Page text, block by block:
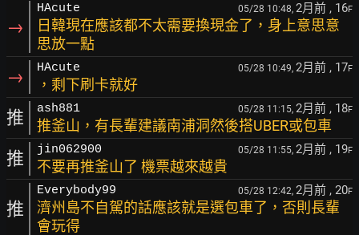
→
HAcute 05/28 10:48, 2月前 , 16F
日韓現在應該都不太需要換現金了，身上意思意
思放一點
→ HAcute 05/28 10:49, 2月前 , 17F
，剩下刷卡就好
推 ash881 05/28 11:15, 2月前 , 18F
推釜山，有長輩建議南浦洞然後搭UBER或包車
推 jin062900 05/28 11:55, 2月前 , 19F
不要再推釜山了 機票越來越貴
推
Everybody99 05/28 12:42, 2月前 , 20F
濟州島不自駕的話應該就是選包車了，否則長輩
會玩得